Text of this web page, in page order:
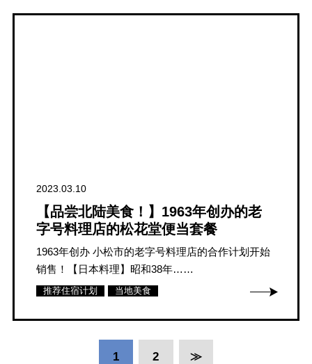
2023.03.10
【品尝北陆美食！】1963年创办的老
字号料理店的松花堂便当套餐
1963年创办 小松市的老字号料理店的合作计划开始
销售！【日本料理】昭和38年……
推荐住宿计划 当地美食
1 2 ≫